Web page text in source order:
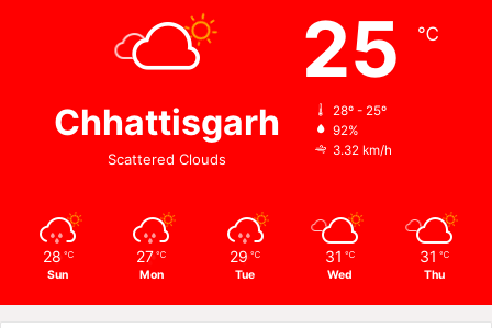
Chhattisgarh
Scattered Clouds
25 ℃
28º - 25º
92%
3.32 km/h
28 ℃
Sun
27 ℃
Mon
29 ℃
Tue
31 ℃
Wed
31 ℃
Thu